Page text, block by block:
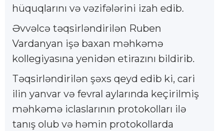
hüquqlarını və vəzifələrini izah edib.
Əvvəlcə təqsirləndirilən Ruben
Vardanyan işə baxan məhkəmə
kollegiyasına yenidən etirazını bildirib.
Təqsirləndirilən şəxs qeyd edib ki, cari
ilin yanvar və fevral aylarında keçirilmiş
məhkəmə iclaslarının protokolları ilə
tanış olub və həmin protokollarda